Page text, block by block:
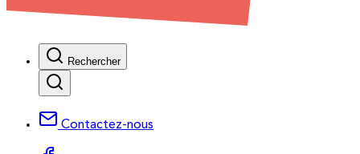
Rechercher
Contactez-nous